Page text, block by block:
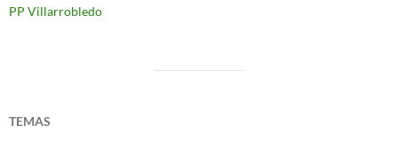
PP Villarrobledo
TEMAS